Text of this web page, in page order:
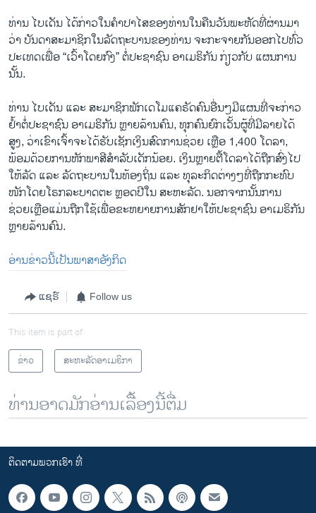
ທ່ານ ໄບເດັນ ໄດ້ກ່າວໃນຄຳປາໄສຂອງທ່ານໃນຄືນວັນພະຫັດທີ່ຜ່ານມາ
ວ່າ ບັນດາສະມາຊິກໃນລັດຖະບານຂອງທ່ານ ຈະກະຈາຍກັນອອກໄປທົ່ວ
ປະເທດເພື່ອ “ເວົ້າໂດຍກົງ” ຕໍ່ປະຊາຊົນ ອາເມຣິກັນ ກ່ຽວກັບ ແຜນການ
ນັ້ນ.
ທ່ານ ໄບເດັນ ແລະ ສະມາຊິກພັກເດໂມແຄຣັດຄົນອື່ນໆມີແຜນທີ່ຈະກ່າວ
ຢໍ້າຕໍ່ປະຊາຊົນ ອາເມຣິກັນ ຫຼາຍລ້ານຄົນ, ທຸກຄົນຍົກເວັ້ນຜູ້ທີ່ມີລາຍໄດ້
ສູງ, ວ່າເຂົາເຈົ້າຈະໄດ້ຮັບເຊັກເງິນສົດການຊ່ວຍ ເຫຼືອ 1,400 ໂດລາ,
ພ້ອມດ້ວຍການຫັກພາສີສຳລັບເດັກນ້ອຍ. ເງິນຫຼາຍຕື້ໂດລາໄດ້ຖືກສົ່ງໄປ
ໃຫ້ລັດ ແລະ ລັດຖະບານໃນທ້ອງຖິ່ນ ແລະ ທຸລະກິດຕ່າງໆທີ່ຖືກກະທົບ
ໜັກໂດຍໂຣກລະບາດຕະ ຫຼອດປີໃນ ສະຫະລັດ. ນອກຈາກນັ້ນການ
ຊ່ວຍເຫຼືອແມ່ນຖືກໃຊ້ເພື່ອຂະຫຍາຍການສັກຢາໃຫ້ປະຊາຊົນ ອາເມຣິກັນ
ຫຼາຍລ້ານຄົນ.
ອ່ານຂ່າວນີ້ເປັນພາສາອັງກິດ
ແຊຣ໌ Follow us
This item is part of
ຂ່າວ
ສະຫະລັດອາເມຣິກາ
ທ່ານອາດມັກອ່ານເລື້ອງນີ້ຕື່ມ
ຕິດຕາມພວກເຮົາ ທີ່